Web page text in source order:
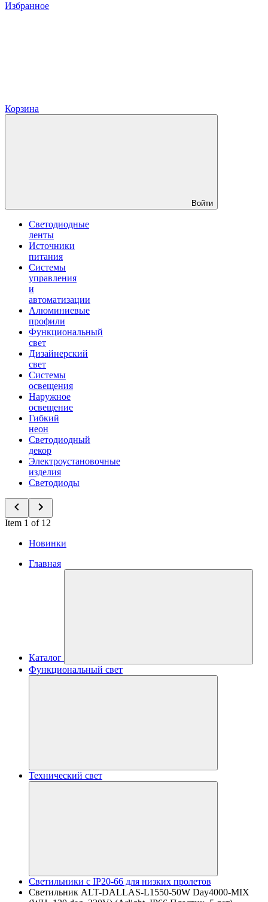
Избранное
Корзина
Войти
Светодиодные
ленты
Источники
питания
Системы
управления
и
автоматизации
Алюминиевые
профили
Функциональный
свет
Дизайнерский
свет
Системы
освещения
Наружное
освещение
Гибкий
неон
Светодиодный
декор
Электроустановочные
изделия
Светодиоды
Item 1 of 12
Новинки
Главная
Каталог
Функциональный свет
Технический свет
Светильники с IP20-66 для низких пролетов
Светильник ALT-DALLAS-L1550-50W Day4000-MIX